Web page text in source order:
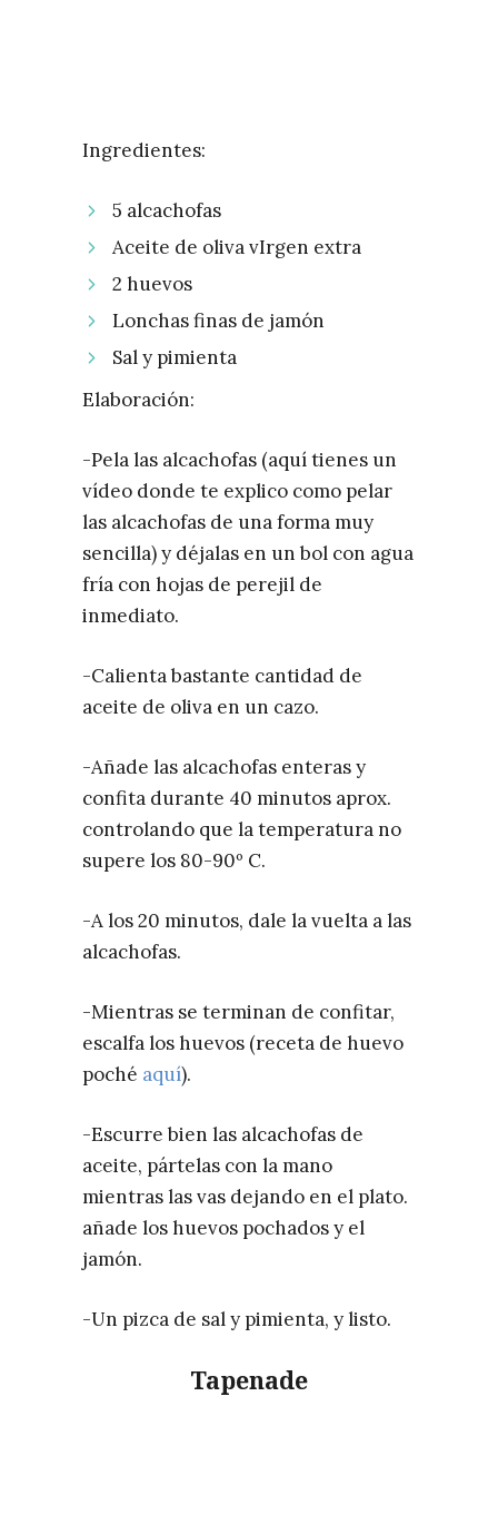
Ingredientes:
5 alcachofas
Aceite de oliva vIrgen extra
2 huevos
Lonchas finas de jamón
Sal y pimienta
Elaboración:
-Pela las alcachofas (aquí tienes un
vídeo donde te explico como pelar
las alcachofas de una forma muy
sencilla) y déjalas en un bol con agua
fría con hojas de perejil de
inmediato.
-Calienta bastante cantidad de
aceite de oliva en un cazo.
-Añade las alcachofas enteras y
confita durante 40 minutos aprox.
controlando que la temperatura no
supere los 80-90º C.
-A los 20 minutos, dale la vuelta a las
alcachofas.
-Mientras se terminan de confitar,
escalfa los huevos (receta de huevo
poché aquí).
-Escurre bien las alcachofas de
aceite, pártelas con la mano
mientras las vas dejando en el plato.
añade los huevos pochados y el
jamón.
-Un pizca de sal y pimienta, y listo.
Tapenade